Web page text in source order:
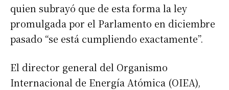
quien subrayó que de esta forma la ley
promulgada por el Parlamento en diciembre
pasado “se está cumpliendo exactamente”.
El director general del Organismo
Internacional de Energía Atómica (OIEA),